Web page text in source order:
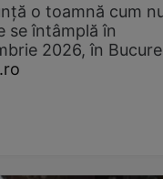
o toamnă cum
se întâmplă în
2026, în